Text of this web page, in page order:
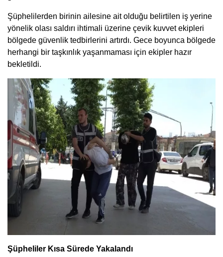
Şüphelilerden birinin ailesine ait olduğu belirtilen iş yerine
yönelik olası saldırı ihtimali üzerine çevik kuvvet ekipleri
bölgede güvenlik tedbirlerini artırdı. Gece boyunca bölgede
herhangi bir taşkınlık yaşanmaması için ekipler hazır
bekletildi.
Şüpheliler Kısa Sürede Yakalandı